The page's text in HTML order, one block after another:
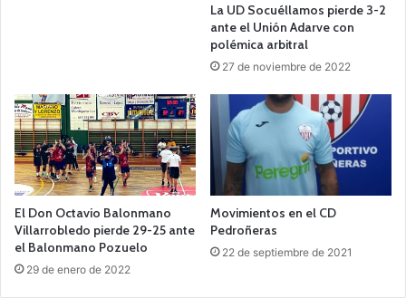
La UD Socuéllamos pierde 3-2
ante el Unión Adarve con
polémica arbitral
27 de noviembre de 2022
El Don Octavio Balonmano
Villarrobledo pierde 29-25 ante
el Balonmano Pozuelo
29 de enero de 2022
Movimientos en el CD
Pedroñeras
22 de septiembre de 2021